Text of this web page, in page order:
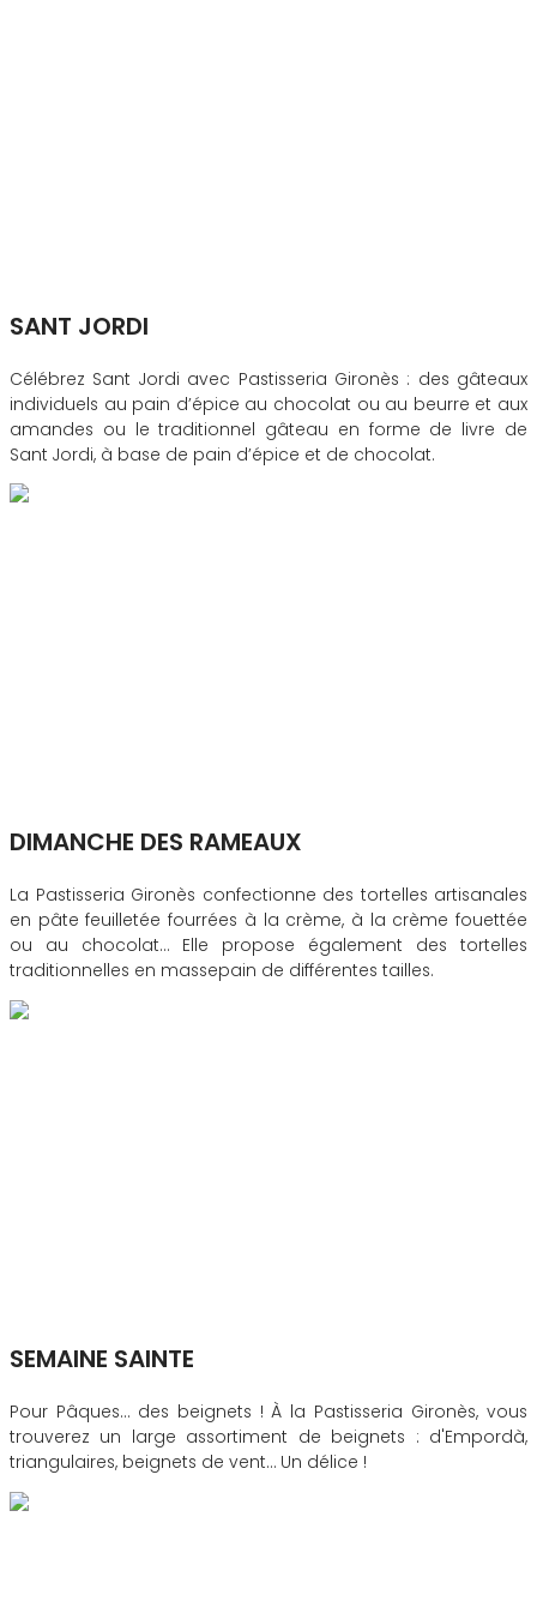
SANT JORDI
Célébrez Sant Jordi avec Pastisseria Gironès : des gâteaux
individuels au pain d’épice au chocolat ou au beurre et aux
amandes ou le traditionnel gâteau en forme de livre de
Sant Jordi, à base de pain d’épice et de chocolat.
DIMANCHE DES RAMEAUX
La Pastisseria Gironès confectionne des tortelles artisanales
en pâte feuilletée fourrées à la crème, à la crème fouettée
ou au chocolat… Elle propose également des tortelles
traditionnelles en massepain de différentes tailles.
SEMAINE SAINTE
Pour Pâques… des beignets ! À la Pastisseria Gironès, vous
trouverez un large assortiment de beignets : d'Empordà,
triangulaires, beignets de vent… Un délice !